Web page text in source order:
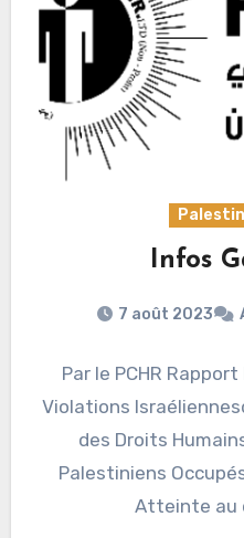
Infos
7 août 2023
Par le PCHR
Violations
des Droits
Palestiniens
Atteinte au